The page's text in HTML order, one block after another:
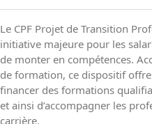
Le CPF Projet de Transition
initiative majeure pour les
de monter en compétences.
de formation, ce dispositif
financer des formations
et ainsi d’accompagner les
carrière.